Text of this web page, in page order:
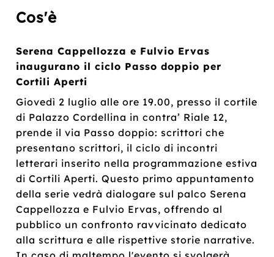
Cos'è
Serena Cappellozza e Fulvio Ervas
inaugurano il ciclo Passo doppio per
Cortili Aperti
Giovedì 2 luglio alle ore 19.00, presso il cortile
di Palazzo Cordellina in contra’ Riale 12,
prende il via Passo doppio: scrittori che
presentano scrittori, il ciclo di incontri
letterari inserito nella programmazione estiva
di Cortili Aperti. Questo primo appuntamento
della serie vedrà dialogare sul palco Serena
Cappellozza e Fulvio Ervas, offrendo al
pubblico un confronto ravvicinato dedicato
alla scrittura e alle rispettive storie narrative.